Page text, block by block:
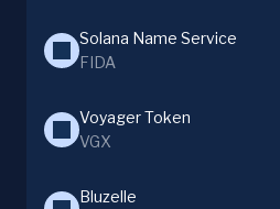
Solana Name Service
FIDA
Voyager Token
VGX
Bluzelle